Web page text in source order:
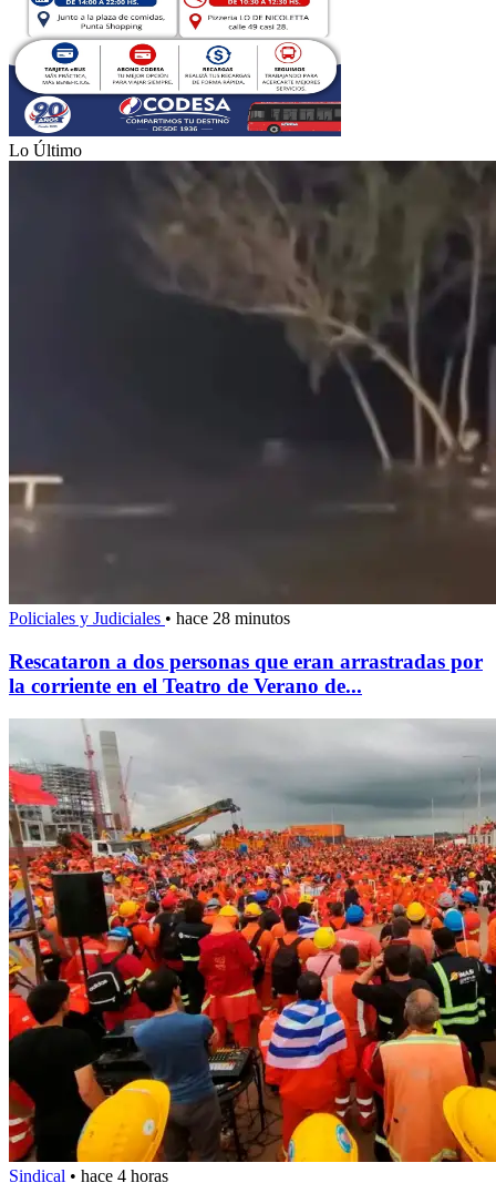
Lo Último
Policiales y Judiciales • hace 28 minutos
Rescataron a dos personas que eran arrastradas por
la corriente en el Teatro de Verano de...
Sindical • hace 4 horas